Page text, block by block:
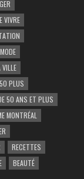
VIVRE
MODE
PLUS
50 ANS ET PLUS
MONTRÉAL
RECETTES
BEAUTÉ